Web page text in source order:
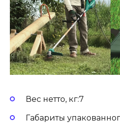
Вес нетто, кг:7
Габариты